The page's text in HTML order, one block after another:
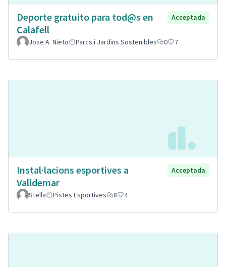
Deporte gratuito para tod@s en
Calafell
Acceptada
Jose A. Nieto Parcs i Jardins Sostenibles 0 7
Instal·lacions esportives a
Valldemar
Acceptada
Stella Pistes Esportives 8 4